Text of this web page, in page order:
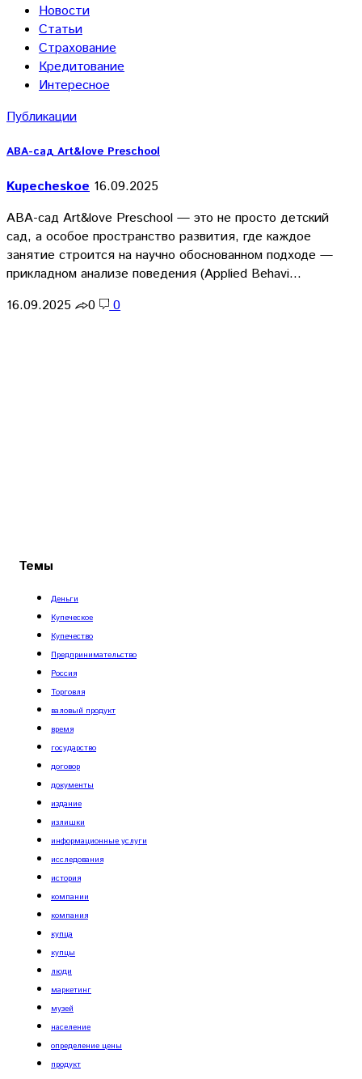
Новости
Статьи
Страхование
Кредитование
Интересное
Публикации
АВА-сад Art&love Preschool
Kupecheskoe 16.09.2025
АВА-сад Art&love Preschool — это не просто детский
сад, а особое пространство развития, где каждое
занятие строится на научно обоснованном подходе —
прикладном анализе поведения (Applied Behavi…
16.09.2025
0 0
Темы
Деньги
Купеческое
Купечество
Предпринимательство
Россия
Торговля
валовый продукт
время
государство
договор
документы
издание
излишки
информационные услуги
исследования
история
компании
компания
купца
купцы
люди
маркетинг
музей
население
определение цены
продукт